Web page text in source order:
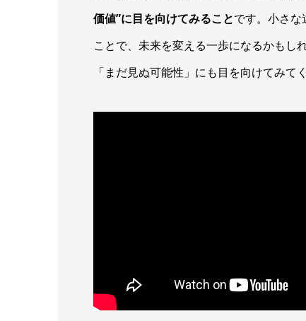
価値”に目を向けてみることです。小さな
ことで、未来を変える一歩になるかもし
「まだ見ぬ可能性」にも目を向けてみて